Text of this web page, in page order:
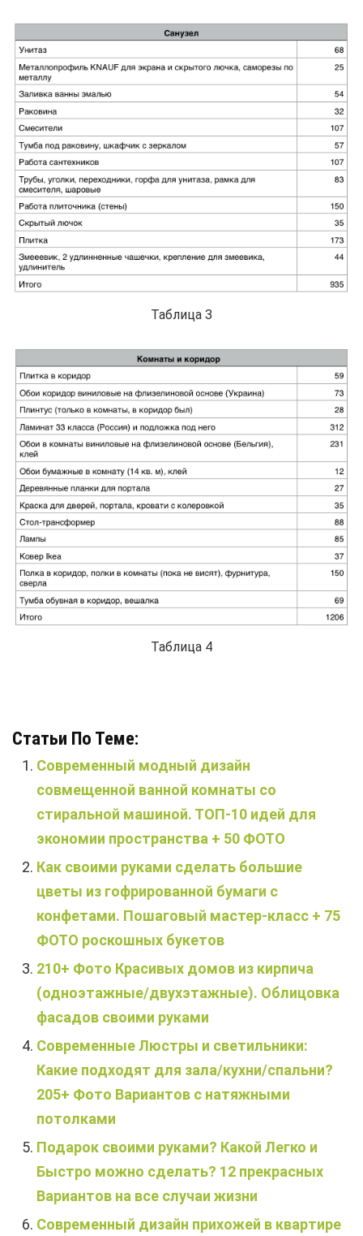
Таблица 3
Таблица 4
Статьи По Теме:
Современный модный дизайн
совмещенной ванной комнаты со
стиральной машиной. ТОП-10 идей для
экономии пространства + 50 ФОТО
Как своими руками сделать большие
цветы из гофрированной бумаги с
конфетами. Пошаговый мастер-класс + 75
ФОТО роскошных букетов
210+ Фото Красивых домов из кирпича
(одноэтажные/двухэтажные). Облицовка
фасадов своими руками
Современные Люстры и светильники:
Какие подходят для зала/кухни/спальни?
205+ Фото Вариантов с натяжными
потолками
Подарок своими руками? Какой Легко и
Быстро можно сделать? 12 прекрасных
Вариантов на все случаи жизни
Современный дизайн прихожей в квартире